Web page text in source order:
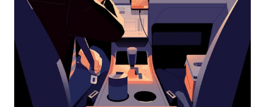
Escape
agenda
te
sluiten.